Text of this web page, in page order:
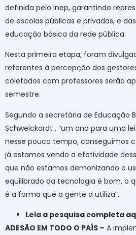
definida pelo Inep, garantindo
de escolas públicas e privadas, e
educação básica da rede pública.
Nesta primeira etapa, foram
referentes à percepção dos
coletados com professores serão
semestre.
Segundo a secretária de Educação
Schweickardt , “um ano para uma
nesse pouco tempo, conseguimos
já estamos vendo a efetividade
que não estamos demonizando o
equilibrado da tecnologia é bom, o
é a forma que a gente a utiliza”.
Leia a pesquisa completa
ADESÃO EM TODO O PAÍS – A